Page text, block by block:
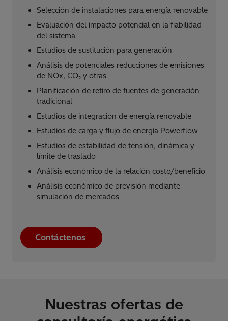
Selección de instalaciones para energía renovable
Evaluación del impacto potencial en la fiabilidad
del sistema
Estudios de sustitución para generación
Análisis de potenciales reducciones de emisiones
de NOx, CO₂ y otras
Planificación de retiro de fuentes de generación
tradicional
Estudios de integración de energía renovable
Estudios de carga y flujo de energía Powerflow
Estudios de estabilidad de tensión, dinámica y
límite de traslado
Análisis económico de la relación costo/beneficio
Análisis económico de previsión mediante
simulación de mercados
Contáctenos
Nuestras ofertas de